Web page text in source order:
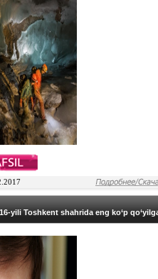
yili Toshkent shahrida eng ko‘p